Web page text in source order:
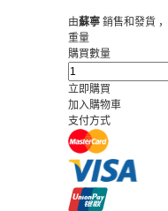
由蘇寧 銷售和發貨
重量
購買數量
立即購買
加入購物車
支付方式